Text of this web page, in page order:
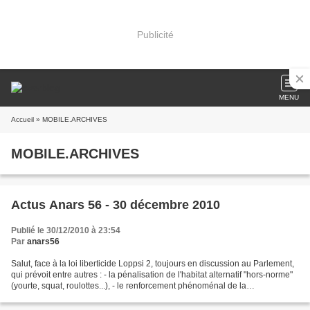
Publicité
MENU
Accueil » MOBILE.ARCHIVES
MOBILE.ARCHIVES
Actus Anars 56 - 30 décembre 2010
Publié le 30/12/2010 à 23:54
Par anars56
Salut, face à la loi liberticide Loppsi 2, toujours en discussion au Parlement,
qui prévoit entre autres : - la pénalisation de l'habitat alternatif "hors-norme"
(yourte, squat, roulottes...), - le renforcement phénoménal de la